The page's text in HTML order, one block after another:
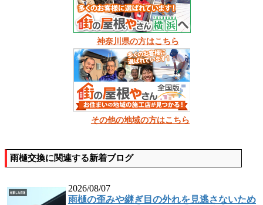
神奈川県の方はこちら
その他の地域の方はこちら
雨樋交換に関連する新着ブログ
2026/08/07
雨樋の歪みや継ぎ目の外れを見逃さないため